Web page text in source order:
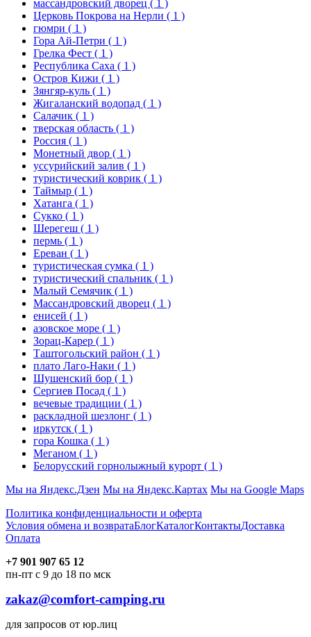
массандровский дворец ( 1 )
Церковь Покрова на Нерли ( 1 )
гюмри ( 1 )
Гора Ай-Петри ( 1 )
Грелка Фест ( 1 )
Республика Саха ( 1 )
Остров Кижи ( 1 )
Зянгяр-куль ( 1 )
Жигаланский водопад ( 1 )
Салачик ( 1 )
тверская область ( 1 )
Россия ( 1 )
Монетный двор ( 1 )
уссурийский залив ( 1 )
туристический коврик ( 1 )
Таймыр ( 1 )
Хатанга ( 1 )
Сукко ( 1 )
Шерегеш ( 1 )
пермь ( 1 )
Ереван ( 1 )
туристическая сумка ( 1 )
туристический спальник ( 1 )
Малый Семячик ( 1 )
Массандровский дворец ( 1 )
енисей ( 1 )
азовское море ( 1 )
Зорац-Карер ( 1 )
Таштогольский район ( 1 )
плато Лаго-Наки ( 1 )
Шушенский бор ( 1 )
Сергиев Посад ( 1 )
вечевые традиции ( 1 )
раскладной шезлонг ( 1 )
иркутск ( 1 )
гора Кошка ( 1 )
Меганом ( 1 )
Белорусский горнолыжный курорт ( 1 )
Мы на Яндекс.Дзен Мы на Яндекс.Картах Мы на Google Maps
Политика конфиденциальности и оферта
Условия обмена и возвратаБлогКаталогКонтактыДоставка
Оплата
+7 901 907 65 12
пн-пт с 9 до 18 по мск
zakaz@comfort-camping.ru
для запросов от юр.лиц